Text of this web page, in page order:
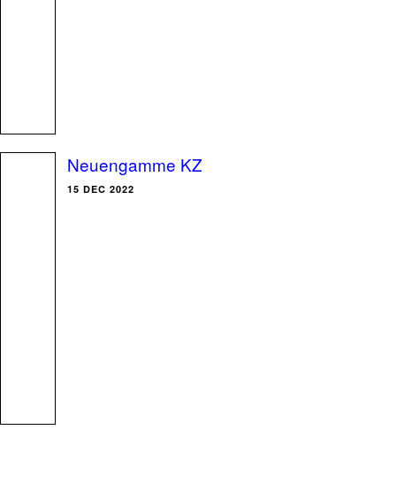
Neuengamme KZ
15 DEC 2022